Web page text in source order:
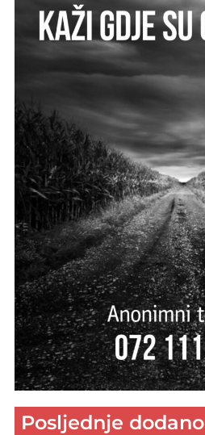
Posljednje dodano